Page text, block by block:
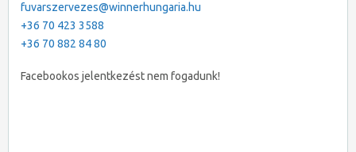
fuvarszervezes@winnerhungaria.hu
+36 70 423 3588
+36 70 882 84 80
Facebookos jelentkezést nem fogadunk!